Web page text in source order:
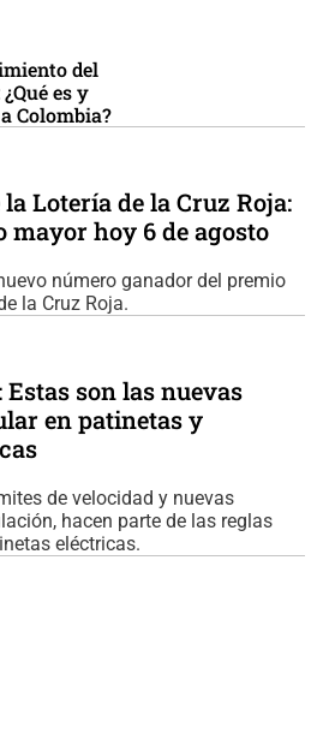
del
es y
Colombia?
Lotería de la Cruz Roja:
mayor hoy 6 de agosto
número ganador del premio
la Cruz Roja.
son las nuevas
en patinetas y
de velocidad y nuevas
hacen parte de las reglas
eléctricas.